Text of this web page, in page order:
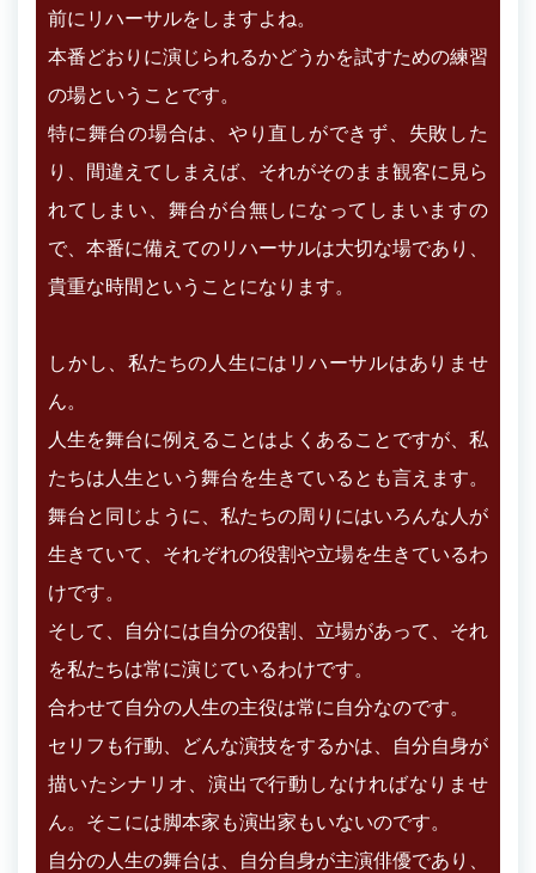
前にリハーサルをしますよね。
本番どおりに演じられるかどうかを試すための練習
の場ということです。
特に舞台の場合は、やり直しができず、失敗した
り、間違えてしまえば、それがそのまま観客に見ら
れてしまい、舞台が台無しになってしまいますの
で、本番に備えてのリハーサルは大切な場であり、
貴重な時間ということになります。
しかし、私たちの人生にはリハーサルはありませ
ん。
人生を舞台に例えることはよくあることですが、私
たちは人生という舞台を生きているとも言えます。
舞台と同じように、私たちの周りにはいろんな人が
生きていて、それぞれの役割や立場を生きているわ
けです。
そして、自分には自分の役割、立場があって、それ
を私たちは常に演じているわけです。
合わせて自分の人生の主役は常に自分なのです。
セリフも行動、どんな演技をするかは、自分自身が
描いたシナリオ、演出で行動しなければなりませ
ん。そこには脚本家も演出家もいないのです。
自分の人生の舞台は、自分自身が主演俳優であり、